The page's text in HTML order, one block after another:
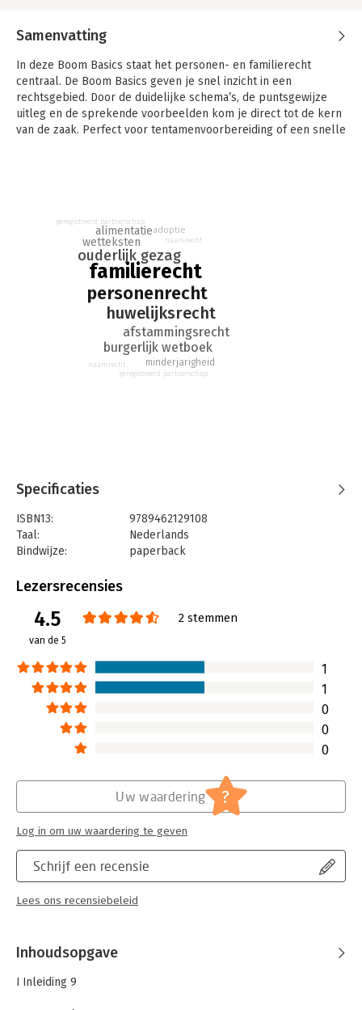
Samenvatting
In deze Boom Basics staat het personen- en familierecht
centraal. De Boom Basics geven je snel inzicht in een
rechtsgebied. Door de duidelijke schema’s, de puntsgewijze
uitleg en de sprekende voorbeelden kom je direct tot de kern
van de zaak. Perfect voor tentamenvoorbereiding of een snelle
familierecht
personenrecht
huwelijksrecht
ouderlijk gezag
afstammingsrecht
burgerlijk wetboek
wetteksten
alimentatie
minderjarigheid
adoptie
naamrecht
geregistreerd partnerschap
naamrecht
geregistreerd partnerschap
Specificaties
ISBN13:
9789462129108
Taal:
Nederlands
Bindwijze:
paperback
Uitgever:
Verschijningsdatum:
15-10-2024
Hoofdrubriek:
Jongbloed:
Personen- en familierecht - Algemeen
Serie:
Boom Basics
Lezersrecensies
4.5
van de 5
2 stemmen
1
1
0
0
0
Schrijf een recensie
Lees ons recensiebeleid
Uw waardering ?
Log in om uw waardering te geven
Inhoudsopgave
I Inleiding 9